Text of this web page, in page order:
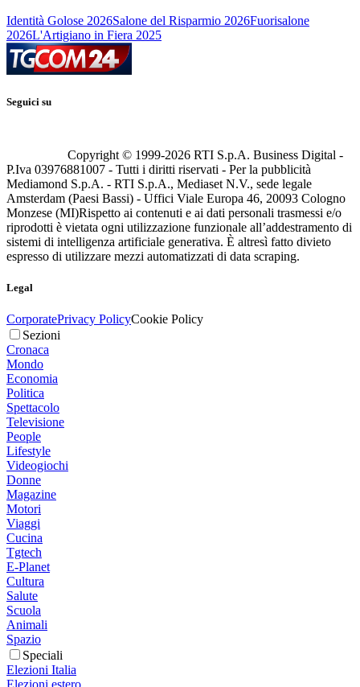
Identità Golose 2026Salone del Risparmio 2026Fuorisalone
2026L'Artigiano in Fiera 2025
Seguici su
Copyright © 1999-2026 RTI S.p.A. Business Digital -
P.Iva 03976881007 - Tutti i diritti riservati - Per la pubblicità
Mediamond S.p.A. - RTI S.p.A., Mediaset N.V., sede legale
Amsterdam (Paesi Bassi) - Uffici Viale Europa 46, 20093 Cologno
Monzese (MI)Rispetto ai contenuti e ai dati personali trasmessi e/o
riprodotti è vietata ogni utilizzazione funzionale all’addestramento di
sistemi di intelligenza artificiale generativa. È altresì fatto divieto
espresso di utilizzare mezzi automatizzati di data scraping.
Legal
CorporatePrivacy PolicyCookie Policy
Sezioni
Cronaca
Mondo
Economia
Politica
Spettacolo
Televisione
People
Lifestyle
Videogiochi
Donne
Magazine
Motori
Viaggi
Cucina
Tgtech
E-Planet
Cultura
Salute
Scuola
Animali
Spazio
Speciali
Elezioni Italia